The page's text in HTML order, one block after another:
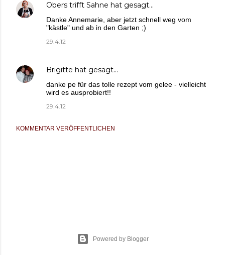
Obers trifft Sahne hat gesagt…
Danke Annemarie, aber jetzt schnell weg vom
"kästle" und ab in den Garten ;)
29.4.12
Brigitte hat gesagt…
danke pe für das tolle rezept vom gelee - vielleicht
wird es ausprobiert!!
29.4.12
KOMMENTAR VERÖFFENTLICHEN
Powered by Blogger